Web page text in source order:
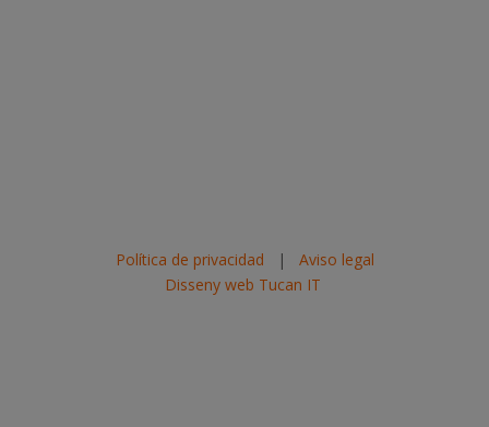
Política de privacidad | Aviso legal
Disseny web Tucan IT